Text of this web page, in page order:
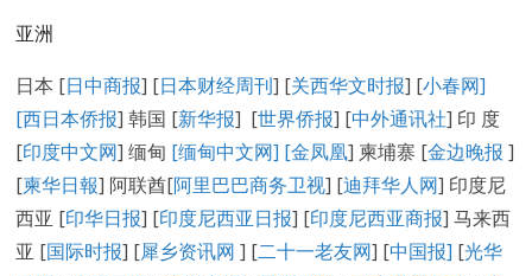
亚洲
日本 [日中商报] [日本财经周刊] [关西华文时报] [小春网]
[西日本侨报] 韩国 [新华报] [世界侨报] [中外通讯社] 印 度
[印度中文网] 缅甸 [缅甸中文网] [金凤凰] 柬埔寨 [金边晚报 ]
[柬华日報] 阿联酋[阿里巴巴商务卫视] [迪拜华人网] 印度尼
西亚 [印华日报] [印度尼西亚日报] [印度尼西亚商报] 马来西
亚 [国际时报] [犀乡资讯网 ] [二十一老友网] [中国报] [光华